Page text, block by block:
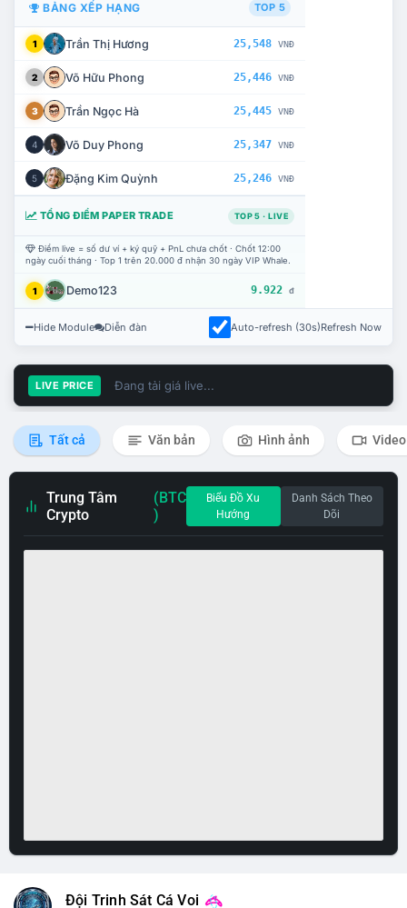
BẢNG XẾP HẠNG TOP 5
1 Trần Thị Hương 25,548 VNĐ
2 Võ Hữu Phong 25,446 VNĐ
3 Trần Ngọc Hà 25,445 VNĐ
4 Võ Duy Phong 25,347 VNĐ
5 Đặng Kim Quỳnh 25,246 VNĐ
TỔNG ĐIỂM PAPER TRADE TOP 5 · LIVE
Điểm live = số dư ví + ký quỹ + PnL chưa chốt · Chốt 12:00
ngày cuối tháng · Top 1 trên 20.000 đ nhận 30 ngày VIP Whale.
1 Demo123 9.922 đ
Hide Module Diễn đàn Auto-refresh (30s)Refresh Now
LIVE PRICE Đang tải giá live...
Tất cả Văn bản Hình ảnh Video
Trung Tâm
Crypto
(BTC
)
Biểu Đồ Xu
Hướng
Danh Sách Theo
Dõi
Đội Trinh Sát Cá Voi